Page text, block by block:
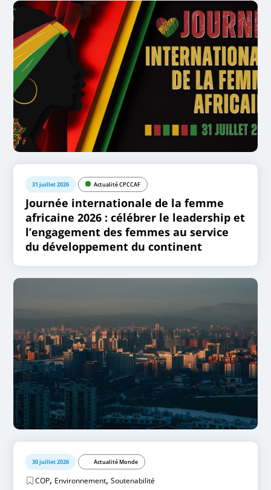
31 juillet 2026 Actualité CPCCAF
Journée internationale de la femme
africaine 2026 : célébrer le leadership et
l’engagement des femmes au service
du développement du continent
30 juillet 2026 Actualité Monde
COP, Environnement,Soutenabilité